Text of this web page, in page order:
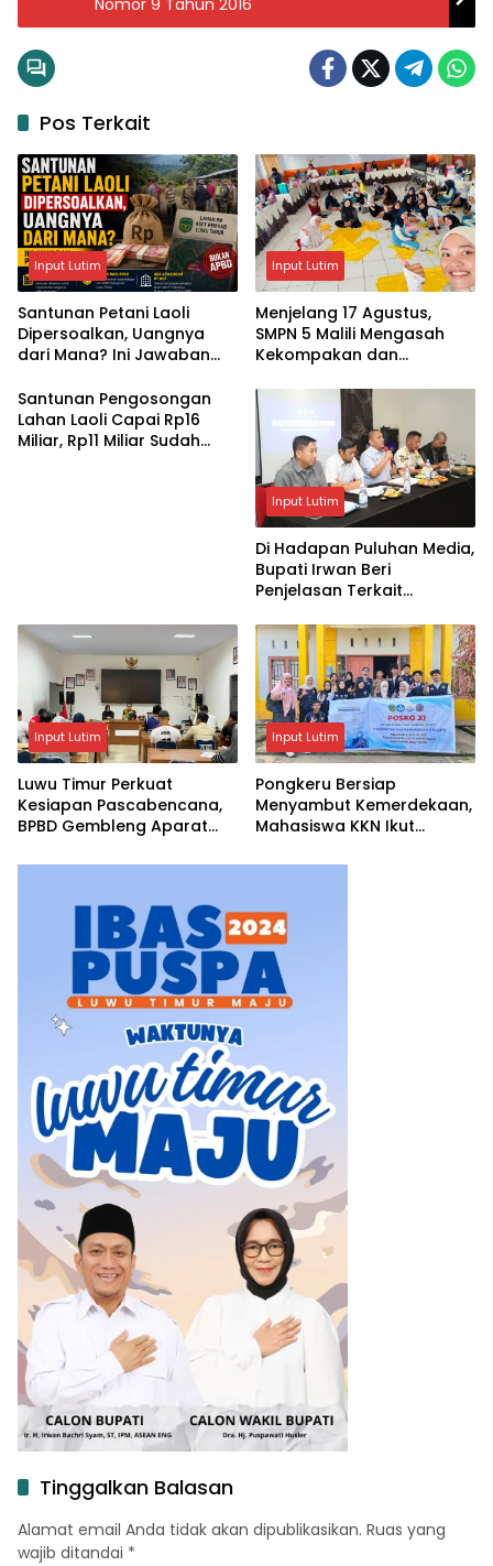
Pos Terkait
Input Lutim
Santunan Petani Laoli
Dipersoalkan, Uangnya
dari Mana? Ini Jawaban
Input Lutim
Menjelang 17 Agustus,
SMPN 5 Malili Mengasah
Kekompakan dan
Santunan Pengosongan
Lahan Laoli Capai Rp16
Miliar, Rp11 Miliar Sudah
Input Lutim
Di Hadapan Puluhan Media,
Bupati Irwan Beri
Penjelasan Terkait
Input Lutim
Luwu Timur Perkuat
Kesiapan Pascabencana,
BPBD Gembleng Aparat
Input Lutim
Pongkeru Bersiap
Menyambut Kemerdekaan,
Mahasiswa KKN Ikut
17 Agustus
Tinggalkan Balasan
Alamat email Anda tidak akan dipublikasikan. Ruas yang
wajib ditandai *